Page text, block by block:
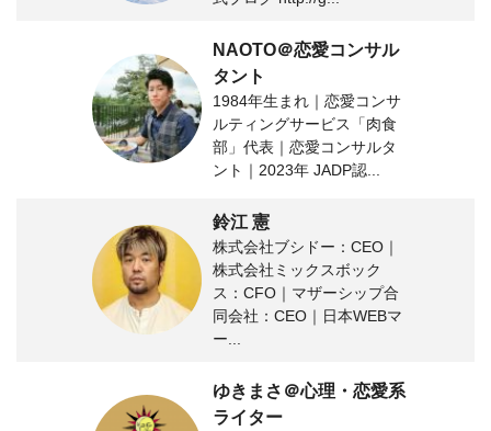
NAOTO＠恋愛コンサル
タント
1984年生まれ｜恋愛コンサ
ルティングサービス「肉食
部」代表｜恋愛コンサルタ
ント｜2023年 JADP認...
鈴江 憲
株式会社ブシドー：CEO｜
株式会社ミックスボック
ス：CFO｜マザーシップ合
同会社：CEO｜日本WEBマ
ー...
ゆきまさ＠心理・恋愛系
ライター